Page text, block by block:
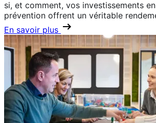
si, et comment, vos investissements
prévention offrent un véritable
En savoir plus